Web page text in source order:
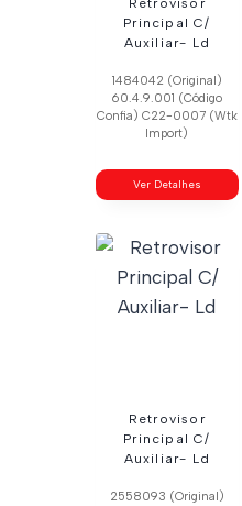
Retrovisor
Principal C/
Auxiliar- Ld
1484042 (Original)
60.4.9.001 (Código
Confia) C22-0007 (Wtk
Import)
Ver Detalhes
Retrovisor
Principal C/
Auxiliar- Ld
2558093 (Original)